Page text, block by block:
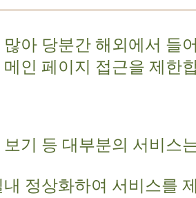
많아 당분간 해외에서 들
메인 페이지 접근을 제한
보기 등 대부분의 서비스
내 정상화하여 서비스를